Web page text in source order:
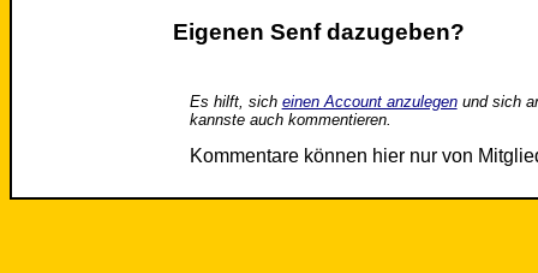
Eigenen Senf dazugeben?
Es hilft, sich einen Account anzulegenund sich
kannste auch kommentieren.
Kommentare können hier nur von